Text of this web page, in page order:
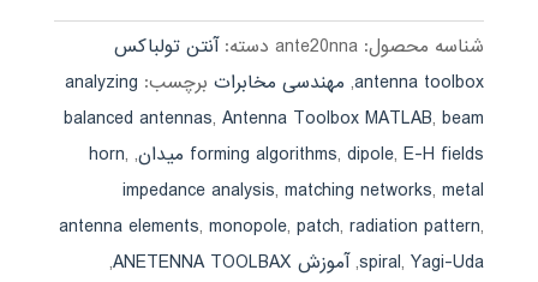
بود.
شناسه محصول: ante20nna دسته:آنتن تولباکس
antenna toolbox
, مهندسی مخابرات برچسب: analyzing
balanced antennas,Antenna Toolbox MATLAB,beam
forming algorithms,dipole,E-H fields میدان ,
horn,
impedance analysis,matching networks,metal
antenna elements,monopole,patch,radiation pattern,
spiral,Yagi-Uda
,آموزش ANETENNA TOOLBAX
,